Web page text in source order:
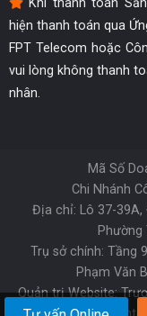
Khi thanh toán
hiện thanh toán qua
FPT Telecom hoặc
vui lòng không thanh
nhân.
Mã Số
Chi Nhánh
Địa chỉ: Lô 37-39A,
Phường
Trụ sở chính: Tầng
Phạm Văn
Quản trị Website: